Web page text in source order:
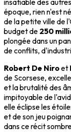
insatiable des
époque, rien n'est
de la petite ville de
budget de 250
plongée dans un
de conflits,
Robert De Niroet
de Scorsese,
et la brutalité des
impitoyable de
elle éclipse les
et de son jeu
dans ce récit